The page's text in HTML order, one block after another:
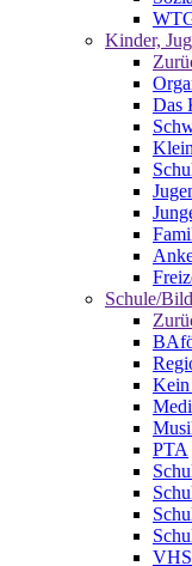
Kinder,
Das
Schule/
Kein
PTA
VHS